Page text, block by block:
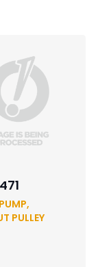
PULLEY